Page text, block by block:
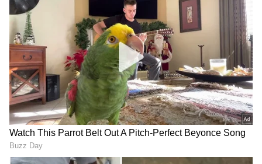
ಕರ್ನಾಟಕದ ವಿದ್ಯಾರ್ಥಿಗಳಿಗೆ ಧೈರ್ಯದ ಕರೆ
ನೀಟ್ ಪರೀಕ್ಷೆ ಬರೆದಿರುವ ಕರ್ನಾಟಕದ ವಿದ್ಯಾರ್ಥಿಗಳಿಗೆ
ಧೈರ್ಯ ತುಂಬಿದ ಶಾಸಕರು, 'ವಿದ್ಯಾರ್ಥಿಗಳೇ ಯಾರೂ
ಭಯಪಡಬೇಡಿ. ಮಾನಸಿಕವಾಗಿ ಸಿದ್ಧರಾಗಿರಿ. ಮರು ಪರೀಕ್ಷೆ
ನಡೆದರೂ ನೀವು ಹೊಸದಾಗಿ ಫೀಸ್ ಕಟ್ಟುವ ಅವಶ್ಯಕತೆ
ಇರುವುದಿಲ್ಲ. ನಿಮ್ಮ ಪರೀಕ್ಷಾ ಕೇಂದ್ರಗಳನ್ನು ಸರಿಯಾಗಿ
ಪರಿಶೀಲಿಸಿಕೊಳ್ಳಿ. ಪೇಪರ್ ಲೀಕ್ ಮಾಡಿದವರ ವಿರುದ್ಧ ಕಠಿಣ
ಕ್ರಮ ಕೈಗೊಳ್ಳಬೇಕು' ಎಂದು ಆಗ್ರಹಿಸಿದರು.
ರೇಣುಕಾಸ್ವಾಮಿ ಕೇಸ್ ಲ್ಲಿ ಟ್ವಿಸ್ಟ್
ಮೇಲೆ ಟ್ವಿಸ್ಟ್: ಪ್ರದೋಶ್ ಮಾಫಿ
ಸಾಕ್ಷಿಯಾದರೆ ದರ್ಶನ್‌ಗೆ ಲಾಭ!
ಯೋಗೇಶ್ ಗೌಡ ಕೊಲೆ ಪ್ರಕರಣ: